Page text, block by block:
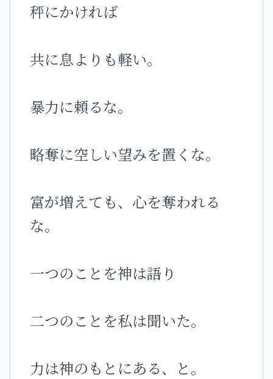
秤にかければ
共に息よりも軽い。
暴力に頼るな。
略奪に空しい望みを置くな。
富が増えても、心を奪われる
な。
一つのことを神は語り
二つのことを私は聞いた。
力は神のもとにある、と。